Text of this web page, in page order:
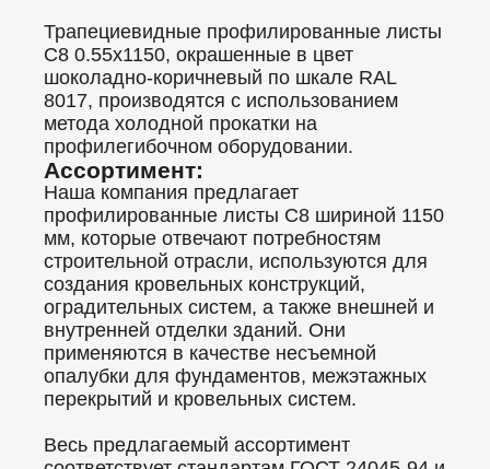
Трапециевидные профилированные листы
C8 0.55x1150, окрашенные в цвет
шоколадно-коричневый по шкале RAL
8017, производятся с использованием
метода холодной прокатки на
профилегибочном оборудовании.
Ассортимент:
Наша компания предлагает
профилированные листы C8 шириной 1150
мм, которые отвечают потребностям
строительной отрасли, используются для
создания кровельных конструкций,
оградительных систем, а также внешней и
внутренней отделки зданий. Они
применяются в качестве несъемной
опалубки для фундаментов, межэтажных
перекрытий и кровельных систем.
Весь предлагаемый ассортимент